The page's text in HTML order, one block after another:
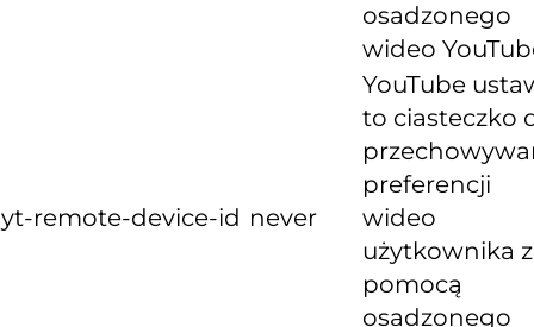
osadzonego
wideo
yt-remote-device-id never
YouTube
to ciasteczko
preferencji
wideo
użytkownika
pomocą
osadzonego